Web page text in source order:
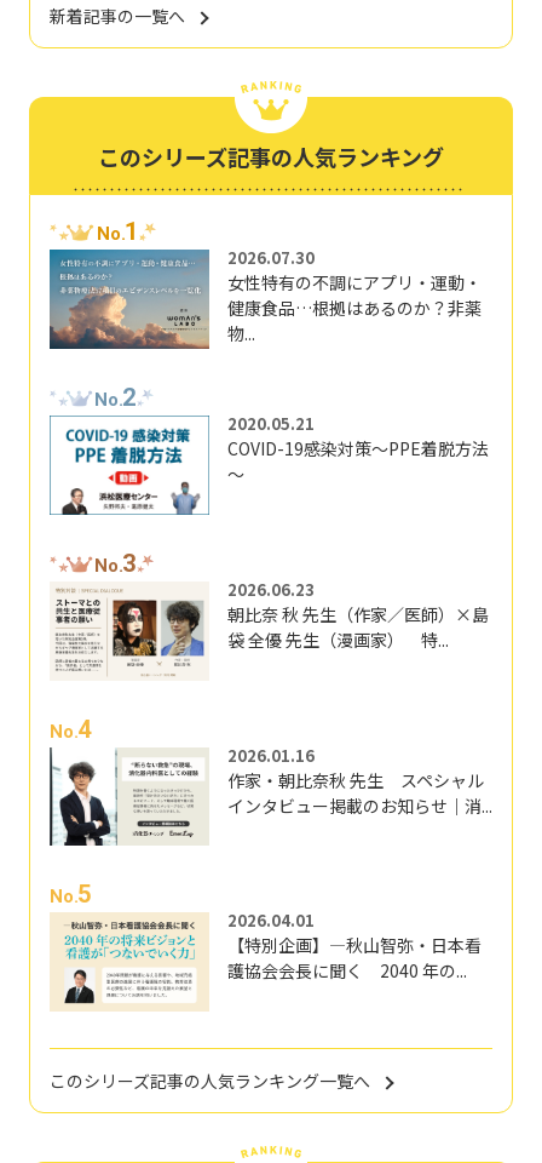
新着記事の一覧へ
このシリーズ記事の人気ランキング
No.1
2026.07.30
女性特有の不調にアプリ・運動・
健康食品…根拠はあるのか？非薬
物...
No.2
2020.05.21
COVID-19感染対策～PPE着脱方法
～
No.3
2026.06.23
朝比奈 秋 先生（作家／医師）×島
袋 全優 先生（漫画家） 特...
No.4
2026.01.16
作家・朝比奈秋 先生 スペシャル
インタビュー掲載のお知らせ｜消...
No.5
2026.04.01
【特別企画】―秋山智弥・日本看
護協会会長に聞く 2040 年の...
このシリーズ記事の人気ランキング一覧へ